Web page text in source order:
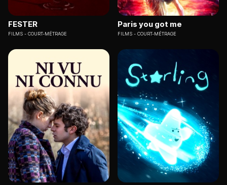
FESTER
FILMS COURT-MÉTRAGE
Paris you got me
FILMS COURT-MÉTRAGE